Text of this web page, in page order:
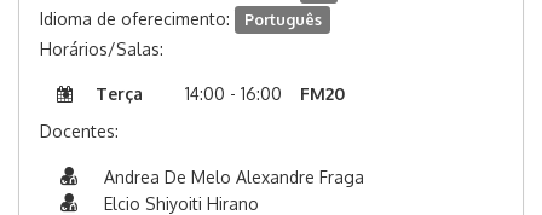
Idioma de oferecimento: Português
Horários/Salas:
Terça 14:00 - 16:00
FM20
Docentes:
Andrea De Melo Alexandre Fraga
Elcio Shiyoiti Hirano